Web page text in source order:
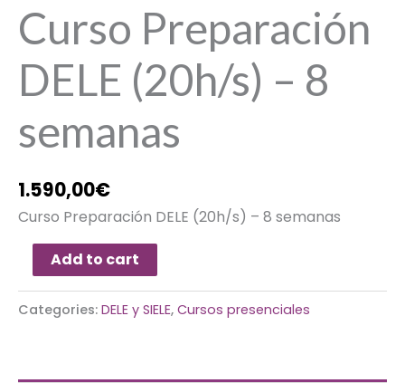
Curso Preparación
DELE (20h/s) – 8
semanas
1.590,00€
Curso Preparación DELE (20h/s) – 8 semanas
Add to cart
Categories: DELE y SIELE, Cursos presenciales